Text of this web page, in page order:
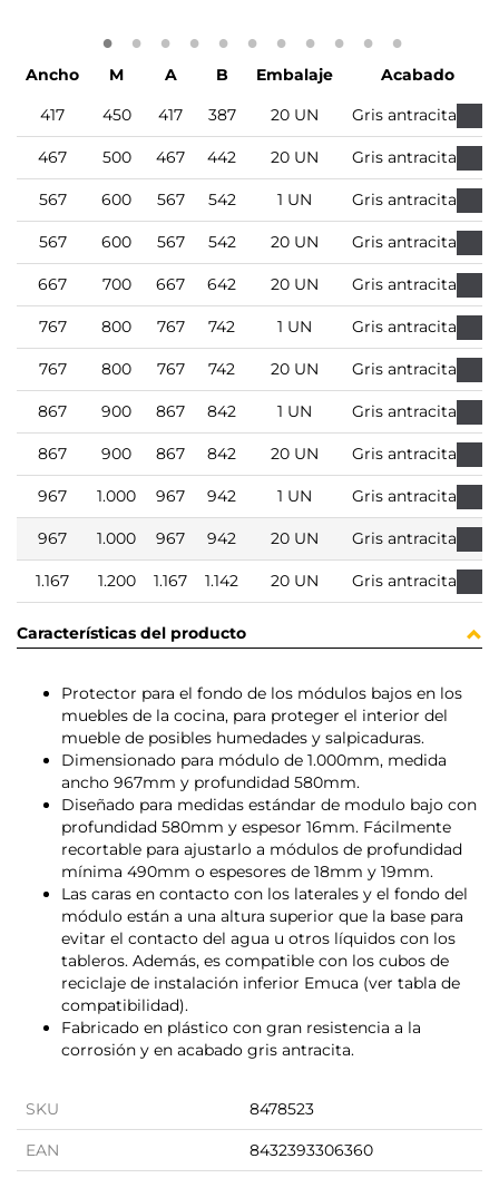
Ancho M A B Embalaje
Acabado
417
450 417 387 20 UN Gris antracita
467 500 467 442 20 UN Gris antracita
567 600 567 542 1 UN Gris antracita
567 600 567 542 20 UN Gris antracita
667 700 667 642 20 UN Gris antracita
767 800 767 742 1 UN Gris antracita
767 800 767 742 20 UN Gris antracita
867 900 867 842 1 UN Gris antracita
867 900 867 842 20 UN Gris antracita
967 1.000 967 942 1 UN Gris antracita
967 1.000 967 942 20 UN Gris antracita
1.167 1.200 1.167 1.142 20 UN Gris antracita
Características del producto
Protector para el fondo de los módulos bajos en los
muebles de la cocina, para proteger el interior del
mueble de posibles humedades y salpicaduras.
Dimensionado para módulo de 1.000mm, medida
ancho 967mm y profundidad 580mm.
Diseñado para medidas estándar de modulo bajo con
profundidad 580mm y espesor 16mm. Fácilmente
recortable para ajustarlo a módulos de profundidad
mínima 490mm o espesores de 18mm y 19mm.
Las caras en contacto con los laterales y el fondo del
módulo están a una altura superior que la base para
evitar el contacto del agua u otros líquidos con los
tableros. Además, es compatible con los cubos de
reciclaje de instalación inferior Emuca (ver tabla de
compatibilidad).
Fabricado en plástico con gran resistencia a la
corrosión y en acabado gris antracita.
SKU 8478523
EAN 8432393306360